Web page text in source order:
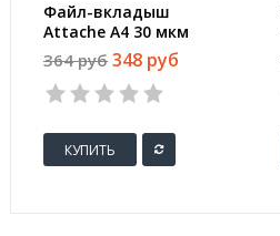
Файл-вкладыш
Attache А4 30 мкм
прозрачный гладкий
100 штук в упаковке
364 руб 348 руб
КУПИТЬ